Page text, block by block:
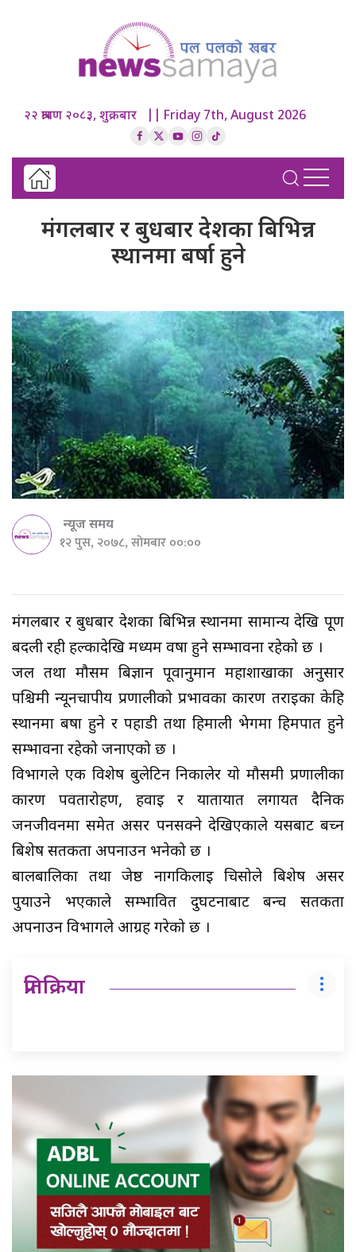
२२ श्रावण २०८३, शुक्रबार || Friday 7th, August 2026
मंगलबार र बुधबार देशका बिभिन्न
स्थानमा बर्षा हुने
न्यूज समय
१२ पुस, २०७८, सोमबार ००:००
मंगलबार र बुधबार देशका बिभिन्न स्थानमा सामान्य देखि पूर्ण
बदली रही हल्कादेखि मध्यम वर्षा हुने सम्भावना रहेको छ ।
जल तथा मौसम बिज्ञान पूर्वानुमान महाशाखाका अनुसार
पश्चिमी न्यूनचापीय प्रणालीको प्रभावका कारण तराईका केहि
स्थानमा बर्षा हुने र पहाडी तथा हिमाली भेगमा हिमपात हुने
सम्भावना रहेको जनाएको छ ।
विभागले एक विशेष बुलेटिन निकालेर यो मौसमी प्रणालीका
कारण पर्वतारोहण, हवाई र यातायात लगायत दैनिक
जनजीवनमा समेत असर पर्नसक्ने देखिएकाले यसबाट बच्न
बिशेष सर्तकता अपनाउन भनेको छ ।
बालबालिका तथा जेष्ठ नागकिलाई चिसोले बिशेष असर
पुर्याउने भएकाले सम्भावित दुर्घटनाबाट बन्च सतर्कता
अपनाउन विभागले आग्रह गरेको छ ।
प्रतिक्रिया